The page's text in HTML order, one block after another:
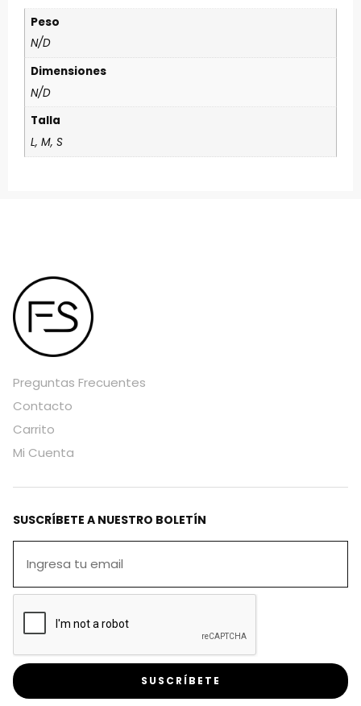
Peso
N/D
Dimensiones
N/D
Talla
L, M, S
Preguntas Frecuentes
Contacto
Carrito
Mi Cuenta
SUSCRÍBETE A NUESTRO BOLETÍN
SUSCRÍBETE